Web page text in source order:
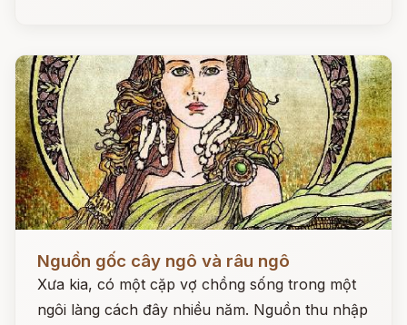
Đọc ngay
Nguồn gốc cây ngô và râu ngô
Xưa kia, có một cặp vợ chồng sống trong một
ngôi làng cách đây nhiều năm. Nguồn thu nhập